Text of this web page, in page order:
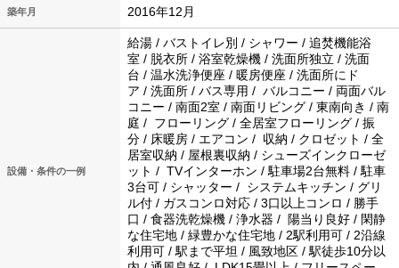
築年月 2016年12月
設備・条件の一例
給湯 / バストイレ別 / シャワー / 追焚機能浴
室 / 脱衣所 / 浴室乾燥機 / 洗面所独立 / 洗面
台 / 温水洗浄便座 / 暖房便座 / 洗面所にド
ア / 洗面所 / バス専用 / バルコニー / 両面バル
コニー / 南面2室 / 南面リビング / 東南向き / 南
庭 / フローリング / 全居室フローリング / 振
分 / 床暖房 / エアコン / 収納 / クロゼット / 全
居室収納 / 屋根裏収納 / シューズインクローゼ
ット / TVインターホン / 駐車場2台無料 / 駐車
3台可 / シャッター / システムキッチン / グリ
ル付 / ガスコンロ対応 / 3口以上コンロ / 勝手
口 / 食器洗乾燥機 / 浄水器 / 陽当り良好 / 閑静
な住宅地 / 緑豊かな住宅地 / 2駅利用可 / 2沿線
利用可 / 駅まで平坦 / 風致地区 / 駅徒歩10分以